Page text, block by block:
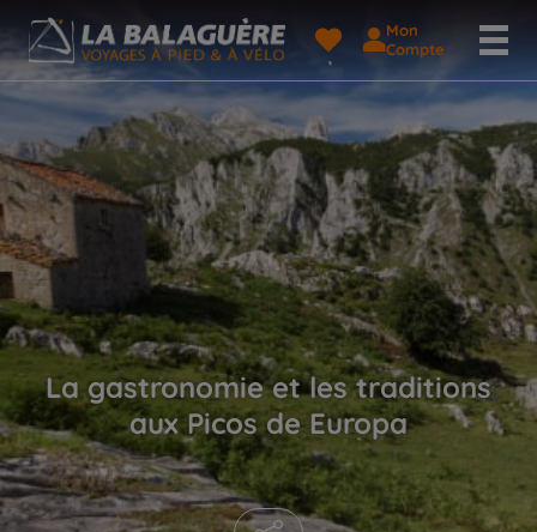
Mon
Compte
La gastronomie et les traditions
aux Picos de Europa